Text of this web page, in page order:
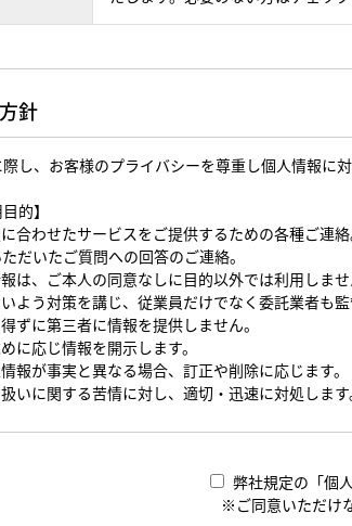
針
し、お客様のプライバシーを尊重し個人情報
的】
合わせたサービスをご提供するための各種ご連絡
だいたご質問への回答のご連絡。
は、ご本人の同意なしに目的以外では利用しませ
よう対策を講じ、従業員だけでなく委託業者も監
ずに第三者に情報を提供しません。
に応じ情報を開示します。
報が事実と異なる場合、訂正や削除に応じます。
いに関する苦情に対し、適切・迅速に対処します
弊社規定の「個
※ご同意いただけ